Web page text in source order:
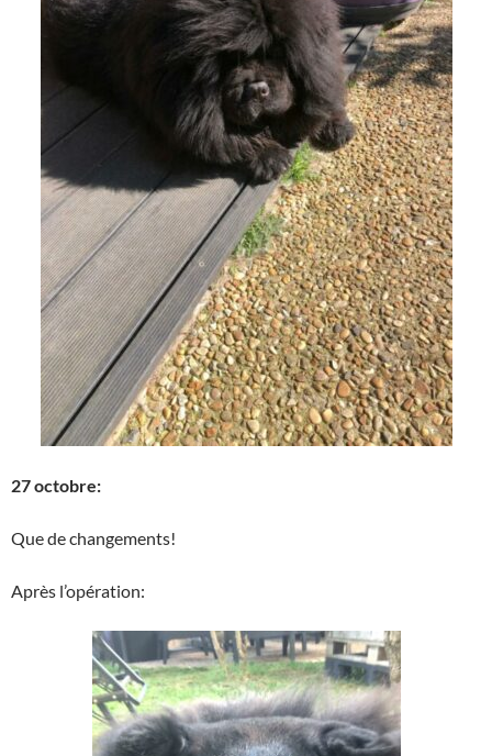
27 octobre:
Que de changements!
Après l’opération: